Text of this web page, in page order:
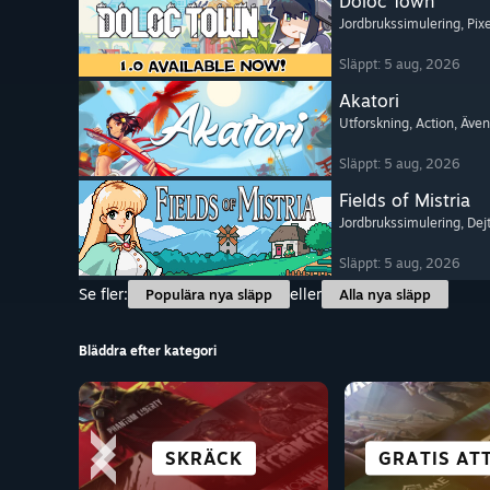
Jordbrukssimulering,
Släppt: 5 aug, 2026
Akatori
Utforskning, Action,
Släppt: 5 aug, 2026
Fields of Mistria
Jordbrukssimulering,
Släppt: 5 aug, 2026
Se fler:
Populära nya släpp eller Alla nya släpp
Bläddra efter kategori
SKRÄCK GRATIS
FIGHTING
CO-OP ALLA
ÄVENTYR VISUELL